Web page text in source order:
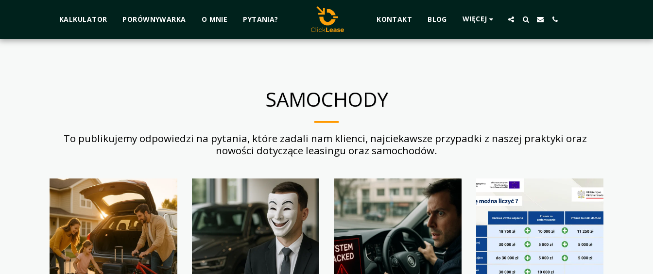
KALKULATOR PORÓWNYWARKA O MNIE PYTANIA? KONTAKT BLOG WIĘCEJ
SAMOCHODY
To publikujemy odpowiedzi na pytania, które zadali nam klienci, najciekawsze przypadki z naszej praktyki oraz
nowości dotyczące leasingu oraz samochodów.